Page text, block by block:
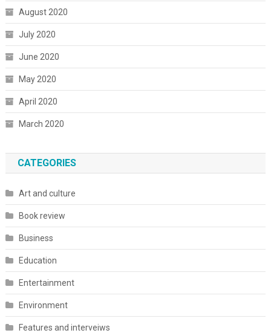
August 2020
July 2020
June 2020
May 2020
April 2020
March 2020
CATEGORIES
Art and culture
Book review
Business
Education
Entertainment
Environment
Features and interveiws